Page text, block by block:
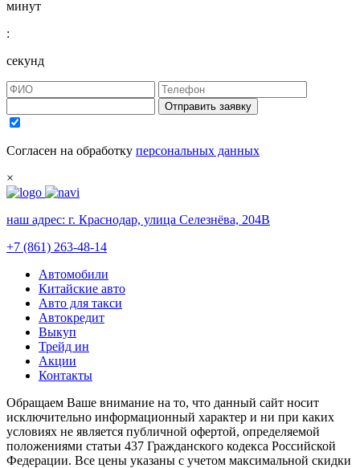
минут
:
секунд
Отправить заявку
Согласен на обработку персональных данных
×
наш адрес: г. Краснодар, улица Селезнёва, 204В
+7 (861) 263-48-14
Автомобили
Китайские авто
Авто для такси
Автокредит
Выкуп
Трейд ин
Акции
Контакты
Обращаем Ваше внимание на то, что данный сайт носит
исключительно информационный характер и ни при каких
условиях не является публичной офертой, определяемой
положениями статьи 437 Гражданского кодекса Российской
Федерации. Все цены указаны с учетом максимальной скидки